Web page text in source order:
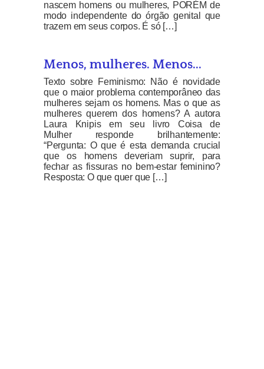
nascem homens ou mulheres, PORÉM de
modo independente do órgão genital que
trazem em seus corpos. É só […]
Menos, mulheres. Menos…
Texto sobre Feminismo: Não é novidade
que o maior problema contemporâneo das
mulheres sejam os homens. Mas o que as
mulheres querem dos homens? A autora
Laura Knipis em seu livro Coisa de
Mulher responde brilhantemente:
“Pergunta: O que é esta demanda crucial
que os homens deveriam suprir, para
fechar as fissuras no bem-estar feminino?
Resposta: O que quer que […]